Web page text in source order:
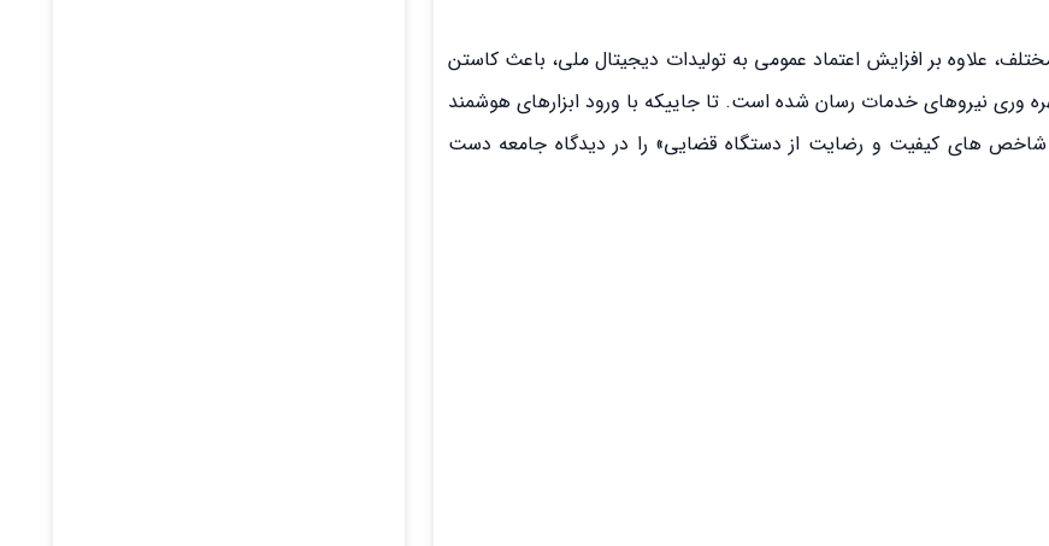
سامانه هایی مانند همیاب ۲۴ به اقشار مختلف، علاوه بر افزایش اعتماد عمومی به تولیدات دیجیتال ملی، باعث کاستن
وری نیروهای خدمات رسان شده است. تا جاییکه با ورود ابزارهای هوشمند
های کیفیت و رضایت از دستگاه قضایی» را در دیدگاه جامعه دست